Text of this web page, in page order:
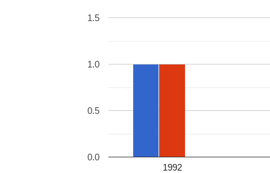
1992
0.0
0.5
1.0
1.5